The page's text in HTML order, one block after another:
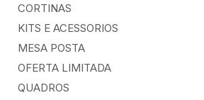
CORTINAS
KITS E ACESSORIOS
MESA POSTA
OFERTA LIMITADA
QUADROS